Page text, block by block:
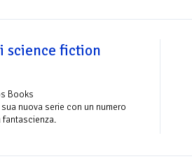
science fiction
Books
nuova serie con un numero